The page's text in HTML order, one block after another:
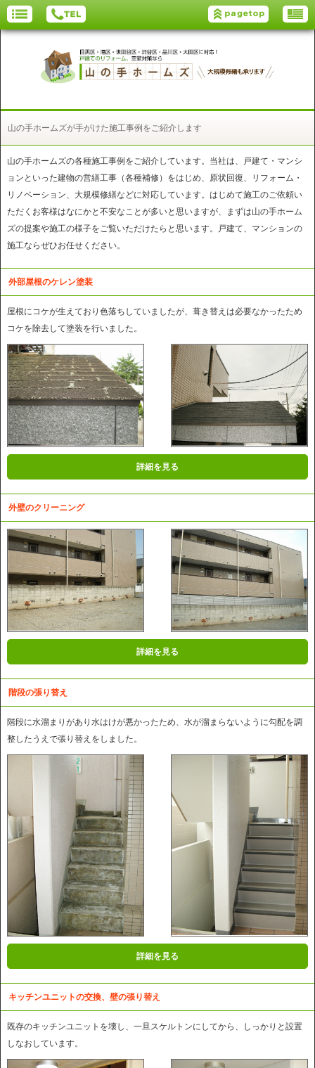
山の手ホームズが手がけた施工事例をご紹介します
山の手ホームズの各種施工事例をご紹介しています。当社は、戸建て・マンシ
ョンといった建物の営繕工事（各種補修）をはじめ、原状回復、リフォーム・
リノベーション、大規模修繕などに対応しています。はじめて施工のご依頼い
ただくお客様はなにかと不安なことが多いと思いますが、まずは山の手ホーム
ズの提案や施工の様子をご覧いただけたらと思います。戸建て、マンションの
施工ならぜひお任せください。
外部屋根のケレン塗装
屋根にコケが生えており色落ちしていましたが、葺き替えは必要なかったため
コケを除去して塗装を行いました。
詳細を見る
外壁のクリーニング
詳細を見る
階段の張り替え
階段に水溜まりがあり水はけが悪かったため、水が溜まらないように勾配を調
整したうえで張り替えをしました。
詳細を見る
キッチンユニットの交換、壁の張り替え
既存のキッチンユニットを壊し、一旦スケルトンにしてから、しっかりと設置
しなおしています。